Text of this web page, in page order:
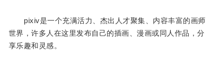
pixiv是一个充满活力、杰出人才聚集、内容丰富的画师
世界，许多人在这里发布自己的插画、漫画或同人作品，分
享乐趣和灵感。